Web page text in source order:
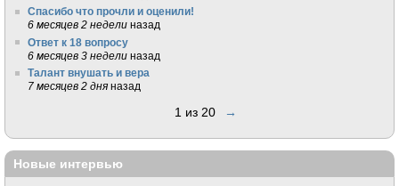
Спасибо что прочли и оценили!
6 месяцев 2 недели назад
Ответ к 18 вопросу
6 месяцев 3 недели назад
Талант внушать и вера
7 месяцев 2 дня назад
1 из 20 →
Новые интервью